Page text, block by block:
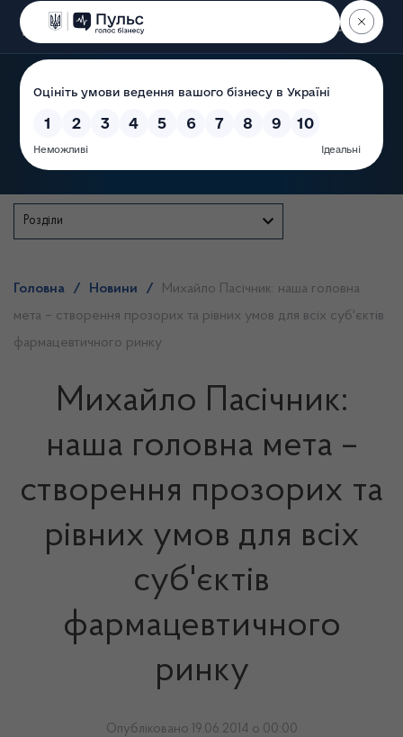
Пошук
Розділи
Головна / Новини /
Михайло Пасічник: наша головна
мета – створення прозорих та рівних умов для всіх суб'єктів
фармацевтичного ринку
Михайло Пасічник:
наша головна мета –
створення прозорих та
рівних умов для всіх
суб'єктів
фармацевтичного
ринку
Опубліковано 19.06.2014 о 00:00